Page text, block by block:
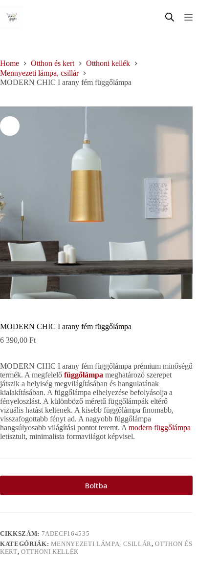
content
Home Otthon és kert
Otthoni kellék
Mennyezeti lámpa, csillár
MODERN CHIC I arany fém függőlámpa
MODERN CHIC I arany fém függőlámpa
6 390,00 Ft
MODERN CHIC I arany fém függőlámpa prémium minőségű
termék. A megfelelő függőlámpa meghatározó szerepet
játszik a helyiség megvilágításában és hangulatának
kialakításában. A függőlámpa elhelyezése befolyásolja a
fényeloszlást. A különböző méretű függőlámpák eltérő
vizuális hatást keltenek. A kisebb függőlámpa finomabb,
visszafogottabb fényt ad. A nagyobb függőlámpa
hangsúlyosabb világítási pontot teremt. A modern függőlámpa
letisztult, minimalista formavilágot képvisel.
Boltba
CIKKSZÁM: 7ADECF164535
KATEGÓRIÁK: MENNYEZETI LÁMPA, CSILLÁR,OTTHON ÉS
KERT, OTTHONI KELLÉK